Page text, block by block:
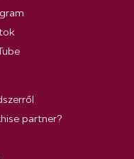
partner?